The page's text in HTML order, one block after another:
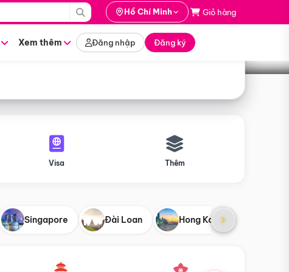
Hồ Chí Minh Giỏ hàng
Xem thêm Đăng nhập Đăng ký
Tìm tour
Visa Thêm
Singapore Đài Loan Hong Kong